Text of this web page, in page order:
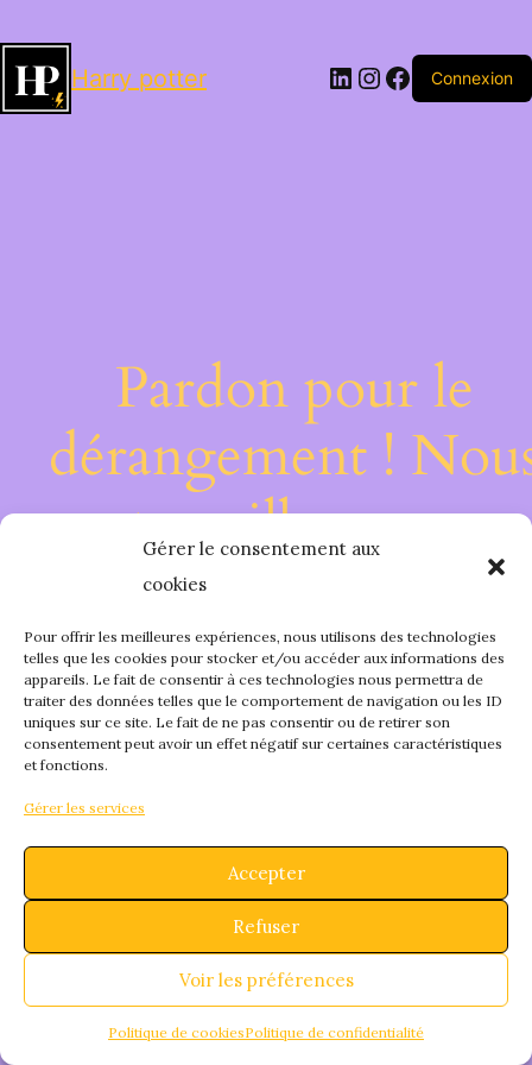
Gérer le consentement aux
cookies
Pour offrir les meilleures expériences, nous utilisons des technologies
telles que les cookies pour stocker et/ou accéder aux informations des
appareils. Le fait de consentir à ces technologies nous permettra de
traiter des données telles que le comportement de navigation ou les ID
uniques sur ce site. Le fait de ne pas consentir ou de retirer son
consentement peut avoir un effet négatif sur certaines caractéristiques
et fonctions.
Gérer les services
Accepter
Refuser
Voir les préférences
Politique de cookiesPolitique de confidentialité
Harry potter LinkedIn
Instagram
Facebook
Connexion
Pardon pour le
dérangement !
travaillons sur
quelque chose de
fantastique –
bientôt !